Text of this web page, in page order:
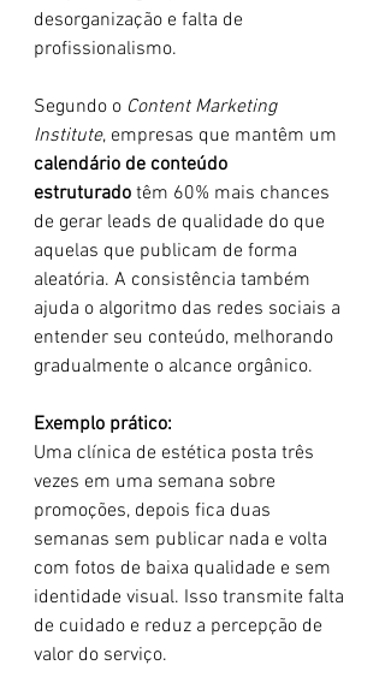
desorganização e falta de
profissionalismo.
Segundo o Content Marketing
Institute, empresas que mantêm um
calendário de conteúdo
estruturado têm 60% mais chances
de gerar leads de qualidade do que
aquelas que publicam de forma
aleatória. A consistência também
ajuda o algoritmo das redes sociais a
entender seu conteúdo, melhorando
gradualmente o alcance orgânico.
Exemplo prático:
Uma clínica de estética posta três
vezes em uma semana sobre
promoções, depois fica duas
semanas sem publicar nada e volta
com fotos de baixa qualidade e sem
identidade visual. Isso transmite falta
de cuidado e reduz a percepção de
valor do serviço.